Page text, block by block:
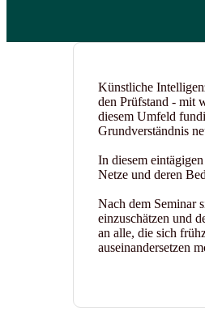
Künstliche
den Prüfstand - mit
diesem Umfeld
Grundverständnis
In diesem
Netze und deren
Nach dem Seminar
einzuschätzen und
an alle, die sich
auseinandersetzen